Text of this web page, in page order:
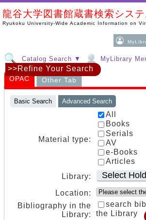
龍谷大学図書館蔵書検索システ
Ryukoku University-Wide Academic Information on
Catalog Search ▼ MyLibrary
OPAC Other Tab
Basic Search Advanced Search
Material type:
All
Books
Serials
AV
e-Books
Articles
Library:
Select
Location:
Bibliography in the
Library:
search
the Library
>>Refine Your Search